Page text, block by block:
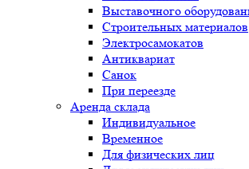
Выставочного
Строительных материалов
Электросамокатов
Антиквариат
Санок
При переезде
Аренда склада
Индивидуальное
Временное
Для физических лиц